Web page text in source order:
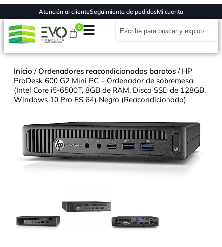
Atención al clienteSeguimiento de pedidosMi cuenta
0
Inicio /Ordenadores reacondicionados baratos / HP
ProDesk 600 G2 Mini PC – Ordenador de sobremesa
(Intel Core i5-6500T, 8GB de RAM, Disco SSD de 128GB,
Windows 10 Pro ES 64) Negro (Reacondicionado)